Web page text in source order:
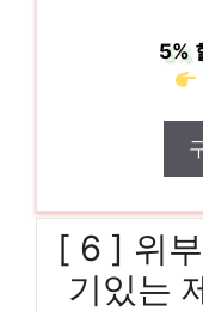
5%
[ 6 ] 위
기있는